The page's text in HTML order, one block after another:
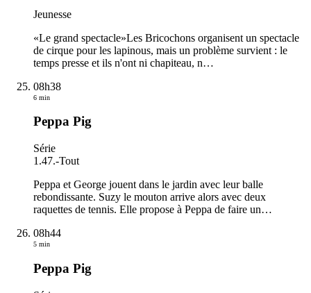
Jeunesse
«Le grand spectacle»Les Bricochons organisent un spectacle
de cirque pour les lapinous, mais un problème survient : le
temps presse et ils n'ont ni chapiteau, n…
08h38
6 min
Peppa Pig
Série
1.47.-Tout
Peppa et George jouent dans le jardin avec leur balle
rebondissante. Suzy le mouton arrive alors avec deux
raquettes de tennis. Elle propose à Peppa de faire un…
08h44
5 min
Peppa Pig